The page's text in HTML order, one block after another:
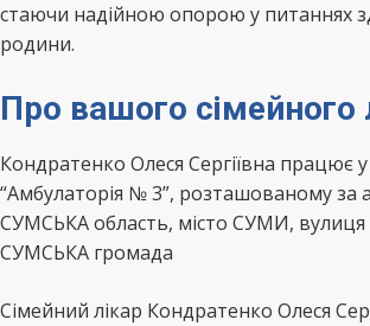
стаючи надійною опорою у питаннях
родини.
Про вашого сімейного
Кондратенко Олеся Сергіївна працює
“Амбулаторія № 3”, розташованому за
СУМСЬКА область, місто СУМИ, вулиця
СУМСЬКА громада
Сімейний лікар Кондратенко Олеся